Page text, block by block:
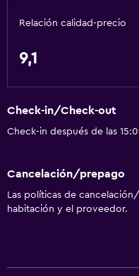
Relación calidad-precio
9,1
Check-in/Check-out
Check-in después de las
Cancelación/prepago
Las políticas de
habitación y el proveedor.